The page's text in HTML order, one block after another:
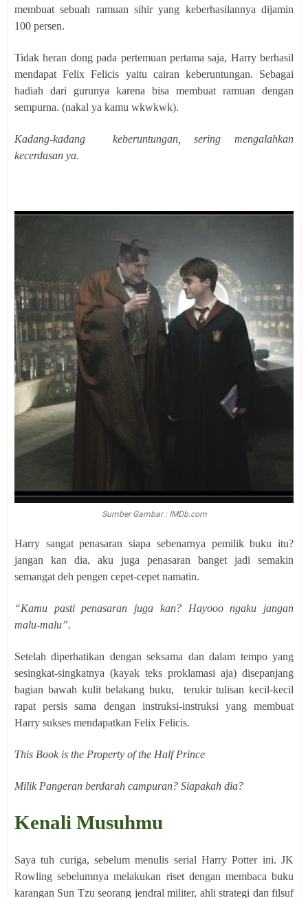
membuat sebuah ramuan sihir yang keberhasilannya dijamin
100 persen.
Tidak heran dong pada pertemuan pertama saja, Harry berhasil
mendapat Felix Felicis yaitu cairan keberuntungan. Sebagai
hadiah dari gurunya karena bisa membuat ramuan dengan
sempurna. (nakal ya kamu wkwkwk).
Kadang-kadang
keberuntungan, sering mengalahkan
kecerdasan ya.
Sumber Gambar : IMDb.com
Harry sangat penasaran siapa sebenarnya pemilik buku itu?
jangan kan dia, aku juga penasaran banget jadi semakin
semangat deh pengen cepet-cepet namatin.
“Kamu pasti penasaran juga kan? Hayooo ngaku jangan
malu-malu”.
Setelah diperhatikan dengan seksama dan dalam tempo yang
sesingkat-singkatnya (kayak teks proklamasi aja) disepanjang
bagian bawah kulit belakang buku,
terukir tulisan kecil-kecil
rapat persis sama dengan instruksi-instruksi yang membuat
Harry sukses mendapatkan Felix Felicis.
This Book is the Property of the Half Prince
Milik Pangeran berdarah campuran? Siapakah dia?
Kenali Musuhmu
Saya tuh curiga, sebelum menulis serial Harry Potter ini. JK
Rowling sebelumnya melakukan riset dengan membaca buku
karangan Sun Tzu seorang jendral militer, ahli strategi dan filsuf